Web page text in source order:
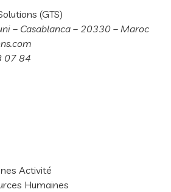
– Casablanca – 20330 – Maroc
07 84
Activité
Humaines